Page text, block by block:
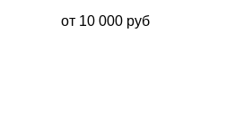
от 10 000 руб